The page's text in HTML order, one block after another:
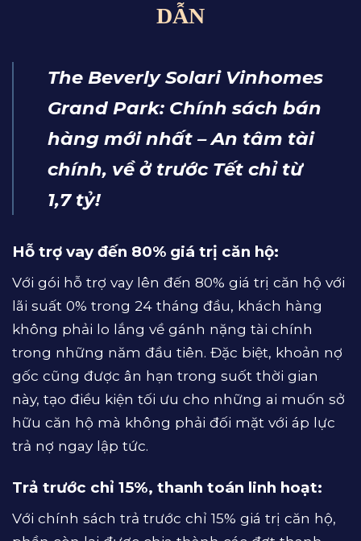
DẪN
The Beverly Solari Vinhomes
Grand Park: Chính sách bán
hàng mới nhất – An tâm tài
chính, về ở trước Tết chỉ từ
1,7 tỷ!
Hỗ trợ vay đến 80% giá trị căn hộ:
Với gói hỗ trợ vay lên đến 80% giá trị căn hộ với
lãi suất 0% trong 24 tháng đầu, khách hàng
không phải lo lắng về gánh nặng tài chính
trong những năm đầu tiên. Đặc biệt, khoản nợ
gốc cũng được ân hạn trong suốt thời gian
này, tạo điều kiện tối ưu cho những ai muốn sở
hữu căn hộ mà không phải đối mặt với áp lực
trả nợ ngay lập tức.
Trả trước chỉ 15%, thanh toán linh hoạt:
Với chính sách trả trước chỉ 15% giá trị căn hộ,